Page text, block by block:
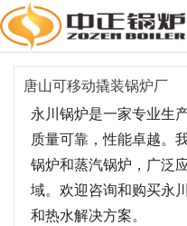
唐山可移动撬装锅炉厂
永川锅炉是一家专业生
质量可靠，性能卓越。
锅炉和蒸汽锅炉，广泛
域。欢迎咨询和购买永
和热水解决方案。